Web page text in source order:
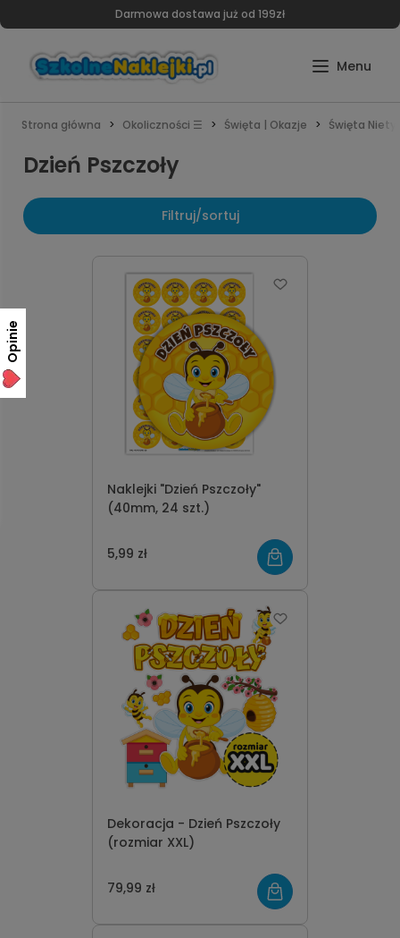
Darmowa dostawa już od 199zł
Strona główna Okoliczności ☰ Święta | Okazje Święta
Dzień Pszczoły
Filtruj/sortuj
Naklejki "Dzień Pszczoły"
(40mm, 24 szt.)
5,99 zł
Dekoracja - Dzień Pszczoły
(rozmiar XXL)
79,99 zł
Opinie